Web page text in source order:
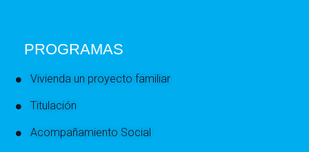
PROGRAMAS
Vivienda un proyecto familiar
Titulación
Acompañamiento Social